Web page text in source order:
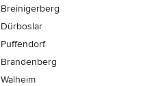
Breinigerberg
Dürboslar
Puffendorf
Brandenberg
Walheim